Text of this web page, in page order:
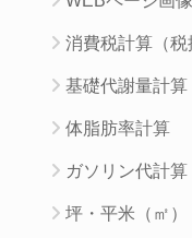
消費税計算（税
基礎代謝量計算
体脂肪率計算
ガソリン代計算
坪・平米（㎡）